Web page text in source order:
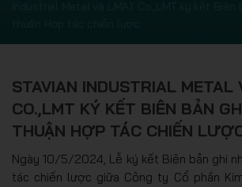
STAVIAN INDUSTRIAL METAL
CO.,LMT KÝ KẾT BIÊN BẢN
THUẬN HỢP TÁC CHIẾN
Ngày 10/5/2024, Lễ ký kết Biên bản ghi
tác chiến lược giữa Công ty Cổ phần